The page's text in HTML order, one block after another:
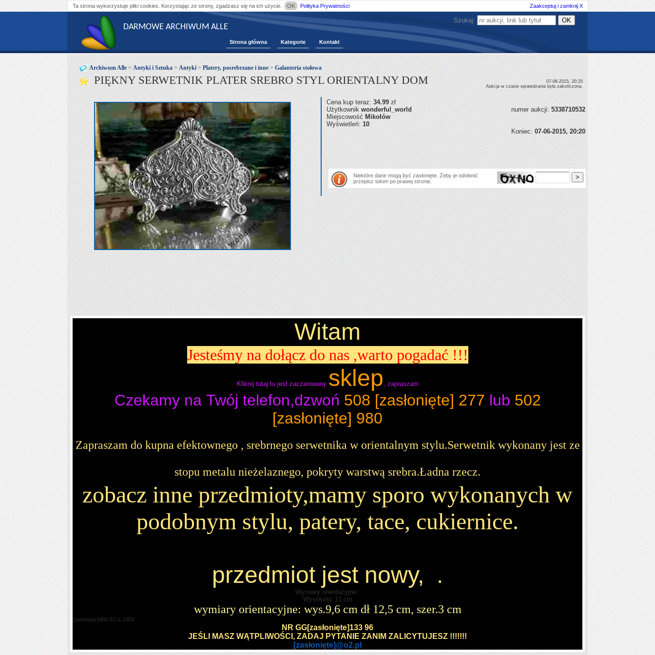
Ta strona wykorzystuje pliki cookies. Korzystając ze strony, zgadzasz się na ich użycie. OK Polityka Prywatności Zaakceptuj i zamknij X
DARMOWE ARCHIWUM ALLE
Strona główna Kategorie Kontakt
Szukaj:
Archiwum Alle > Antyki i Sztuka > Antyki> Platery, posrebrzane i inne > Galanteria stołowa
PIĘKNY SERWETNIK PLATER SREBRO STYL ORIENTALNY DOM
07-06-2015, 20:25
Aukcja w czasie sprawdzania była zakończona.
Cena kup teraz: 34.99 zł
Użytkownik wonderful_world numer aukcji: 5338710532
Miejscowość Mikołów
Wyświetleń: 10
Koniec: 07-06-2015, 20:20
Niektóre dane mogą być zasłonięte. Żeby je odsłonić
przepisz token po prawej stronie.
Witam
Jesteśmy na dołącz do nas ,warto pogadać !!!
Kliknij tutaj tu jest zaczarowany sklep , zapraszam
Czekamy na Twój telefon,dzwoń 508 [zasłonięte] 277 lub 502
[zasłonięte] 980
Zapraszam do kupna efektownego , srebrnego serwetnika w orientalnym stylu.Serwetnik wykonany jest ze
stopu metalu nieżelaznego, pokryty warstwą srebra.Ładna rzecz.
zobacz inne przedmioty,mamy sporo wykonanych w
podobnym stylu, patery, tace, cukiernice.
przedmiot jest nowy, .
Wymiary orientacyjne :
Wysokość 11 cm
wymiary orientacyjne: wys.9,6 cm dł 12,5 cm, szer.3 cm
[zasłonięte]466-82-n-1004
NR GG[zasłonięte]133 96
JEŚLI MASZ WĄTPLIWOŚCI, ZADAJ PYTANIE ZANIM ZALICYTUJESZ !!!!!!!
[zasłonięte]@o2.pl